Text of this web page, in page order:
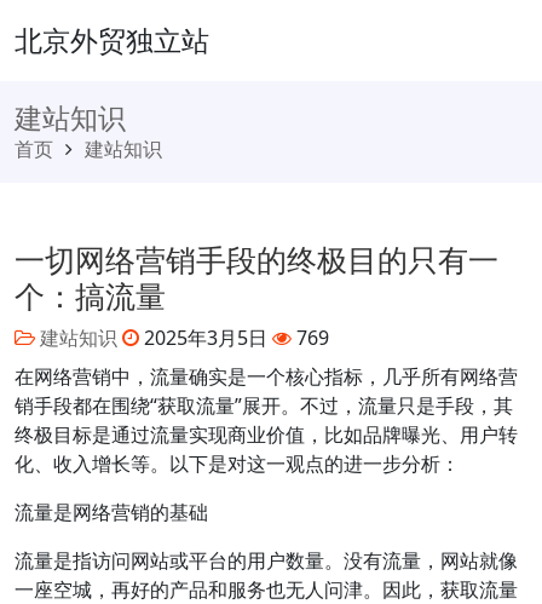
北京外贸独立站
建站知识
首页 建站知识
一切网络营销手段的终极目的只有一
个：搞流量
建站知识 2025年3月5日
769
在网络营销中，流量确实是一个核心指标，几乎所有网络营
销手段都在围绕“获取流量”展开。不过，流量只是手段，其
终极目标是通过流量实现商业价值，比如品牌曝光、用户转
化、收入增长等。以下是对这一观点的进一步分析：
流量是网络营销的基础
流量是指访问网站或平台的用户数量。没有流量，网站就像
一座空城，再好的产品和服务也无人问津。因此，获取流量